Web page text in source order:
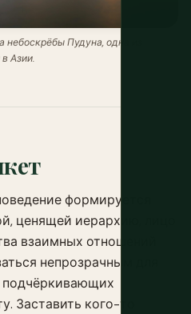
Пудуна, одна из
Азии.
формируется
ценящей иерархию, лицо
взаимных отношений
непрозрачным для
подчёркивающих
Заставить кого-то